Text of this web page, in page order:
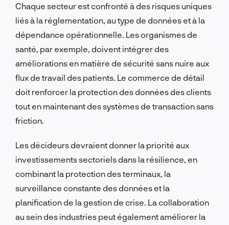
Chaque secteur est confronté à des risques uniques
liés à la réglementation, au type de données et à la
dépendance opérationnelle. Les organismes de
santé, par exemple, doivent intégrer des
améliorations en matière de sécurité sans nuire aux
flux de travail des patients. Le commerce de détail
doit renforcer la protection des données des clients
tout en maintenant des systèmes de transaction sans
friction.
Les décideurs devraient donner la priorité aux
investissements sectoriels dans la résilience, en
combinant la protection des terminaux, la
surveillance constante des données et la
planification de la gestion de crise. La collaboration
au sein des industries peut également améliorer la